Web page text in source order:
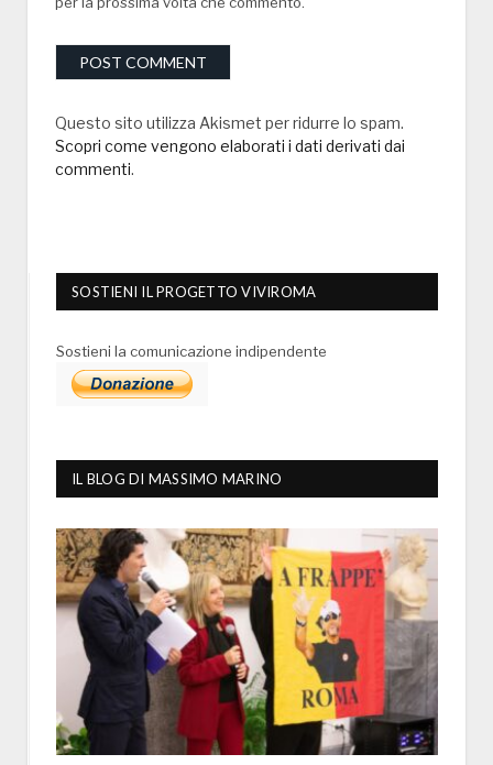
Questo sito utilizza Akismet per ridurre lo spam.
Scopri come vengono elaborati i dati derivati dai
commenti.
SOSTIENI IL PROGETTO VIVIROMA
Sostieni la comunicazione indipendente
IL BLOG DI MASSIMO MARINO